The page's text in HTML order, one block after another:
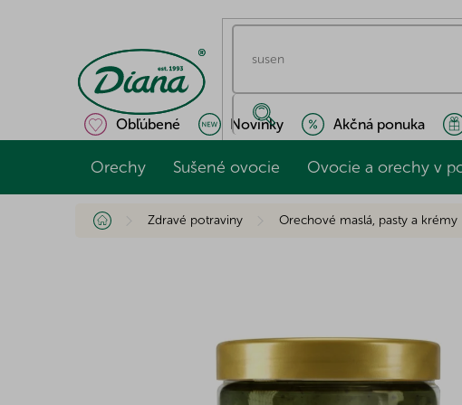
Obľúbené Novinky Akčná ponuka
Orechy Sušené ovocie Ovocie a orechy v
DomovZdravé potraviny Orechové maslá, pasty a krémy